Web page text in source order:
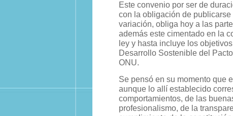
Este convenio por ser de
con la obligación de
variación, obliga hoy a las
además este cimentado en la
ley y hasta incluye los objetivos
Desarrollo Sostenible del
ONU.
Se pensó en su momento que
aunque lo allí establecido
comportamientos, de las
profesionalismo, de la